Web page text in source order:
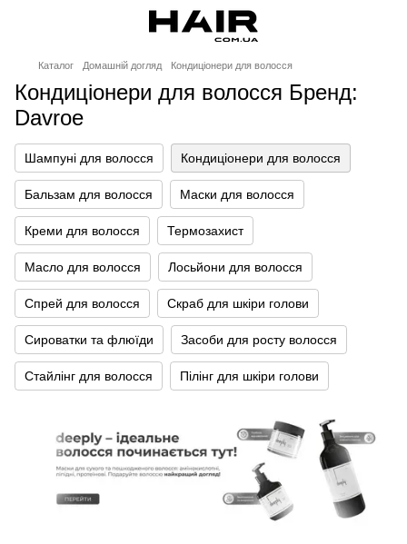
Каталог Домашній догляд Кондиціонери для волосся
Кондиціонери для волосся Бренд:
Davroe
Шампуні для волосся Кондиціонери для волосся
Бальзам для волосся Маски для волосся
Креми для волосся Термозахист
Масло для волосся Лосьйони для волосся
Спрей для волосся Скраб для шкіри голови
Сироватки та флюїди Засоби для росту волосся
Стайлінг для волосся Пілінг для шкіри голови